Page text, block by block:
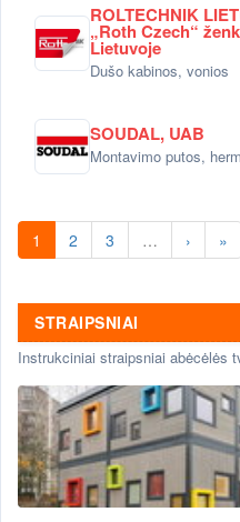
ROLTECHNIK
„Roth Czech“
Lietuvoje
Dušo kabinos, vonios
SOUDAL, UAB
Montavimo putos,
1 2 3 … › »
STRAIPSNIAI
Instrukciniai straipsniai abėcėlės